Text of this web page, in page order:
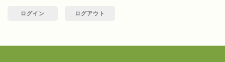
ログイン ログアウト